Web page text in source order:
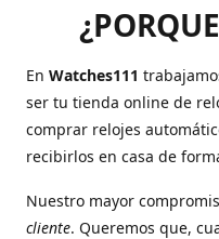
En Watches111
ser tu tienda online de
comprar relojes
recibirlos en casa de
Nuestro mayor
cliente. Queremos que,